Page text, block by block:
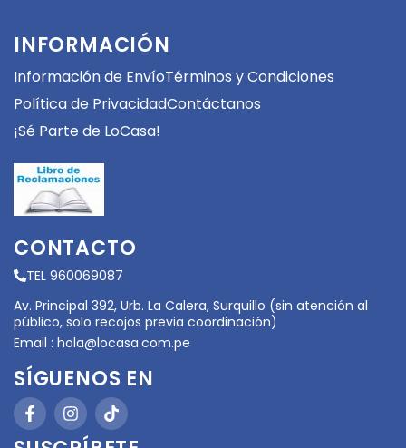
INFORMACIÓN
Información de EnvíoTérminos y Condiciones
Política de PrivacidadContáctanos
¡Sé Parte de LoCasa!
CONTACTO
TEL 960069087
Av. Principal 392, Urb. La Calera, Surquillo (sin atención al
público, solo recojos previa coordinación)
Email : hola@locasa.com.pe
SÍGUENOS EN